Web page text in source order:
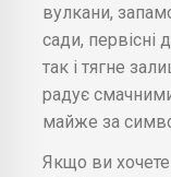
вулкани,
сади, первісні
так і тягне
радує
майже за
Якщо ви